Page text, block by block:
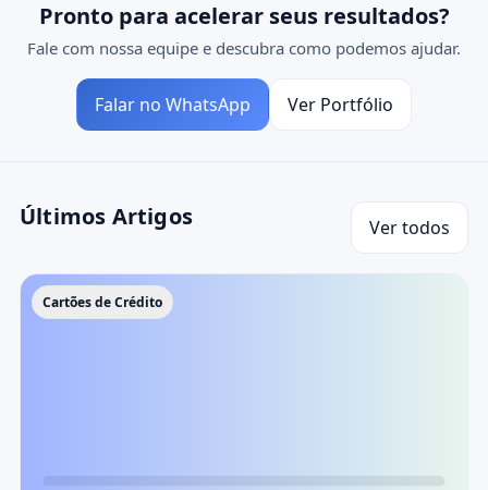
Pronto para acelerar seus resultados?
Fale com nossa equipe e descubra como podemos ajudar.
Falar no WhatsApp Ver Portfólio
Últimos Artigos Ver todos
Cartões de Crédito